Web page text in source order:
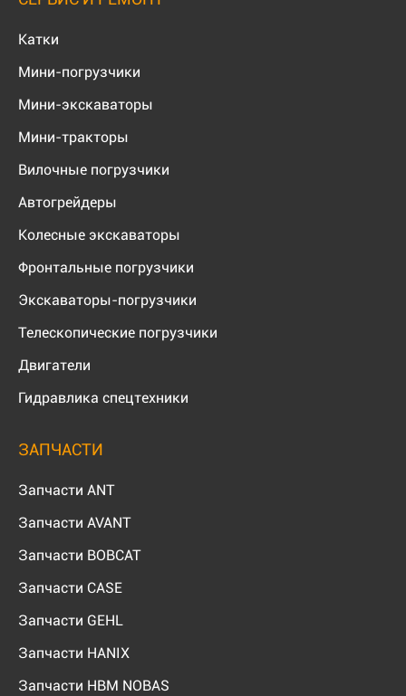
Катки
Мини-погрузчики
Мини-экскаваторы
Мини-тракторы
Вилочные погрузчики
Автогрейдеры
Колесные экскаваторы
Фронтальные погрузчики
Экскаваторы-погрузчики
Телескопические погрузчики
Двигатели
Гидравлика спецтехники
ЗАПЧАСТИ
Запчасти ANT
Запчасти AVANT
Запчасти BOBCAT
Запчасти CASE
Запчасти GEHL
Запчасти HANIX
Запчасти HBM NOBAS